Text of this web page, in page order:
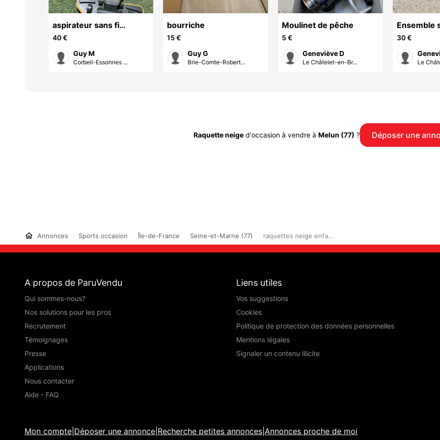
aspirateur sans fi
KOKIDO pour pour
piscine hors sol
40 €
Guy M
Corbeil-Essonnes ...
bourriche
15 €
Guy G
Brie-Comte-Robert...
Moulinet de pêche
5 €
Geneviève D
Le Châtelet-en-Br...
Ensemble
roller T40
protection
30 €
Le
Raquette neige d'occasion à vendre à Melun (77) ? Déposer une
Annonces Sports occasion Île-de-France Seine-et-Marne (77) raquettes neige enfa...
A propos de ParuVendu
Qui sommes-nous?
Nos solutions pour les pros
Recrutement
Témoignages
Presse
Applications
Nous contacter
Aide - FAQ
Liens utiles
Vos suggestions
Cookies
Politique de protection des données personnelles
Mentions légales
Signaler un contenu illicite
Mon compte Déposer une annonce Recherche petites annonces Annonces proche de moi